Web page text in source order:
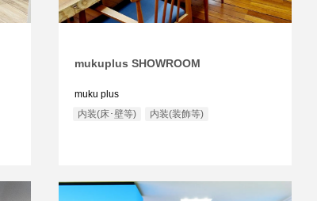
mukuplus SHOWROOM
muku plus
内装(床･壁等)
内装(装飾等)